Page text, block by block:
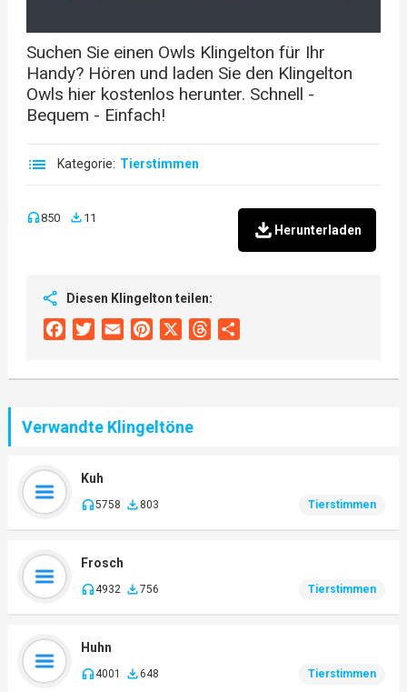
Suchen Sie einen Owls Klingelton für Ihr
Handy? Hören und laden Sie den Klingelton
Owls hier kostenlos herunter. Schnell -
Bequem - Einfach!
Kategorie: Tierstimmen
850 11
Herunterladen
Diesen Klingelton teilen:
FacebookTwitterEmail Pinterest Threads
Verwandte Klingeltöne
Kuh
5758 803 Tierstimmen
Frosch
4932 756 Tierstimmen
Huhn
4001 648 Tierstimmen